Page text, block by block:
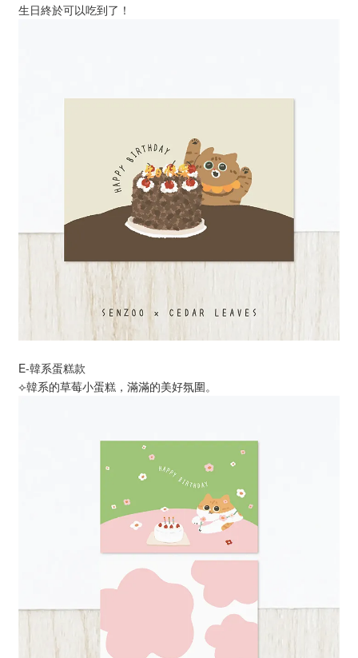
生日終於可以吃到了！
E-韓系蛋糕款
⟣韓系的草莓小蛋糕，滿滿的美好氛圍。